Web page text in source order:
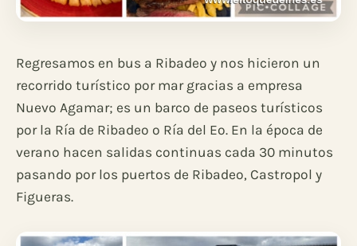
Regresamos en bus a Ribadeo y nos hicieron un
recorrido turístico por mar gracias a empresa
Nuevo Agamar; es un barco de paseos turísticos
por la Ría de Ribadeo o Ría del Eo. En la época de
verano hacen salidas continuas cada 30 minutos
pasando por los puertos de Ribadeo, Castropol y
Figueras.